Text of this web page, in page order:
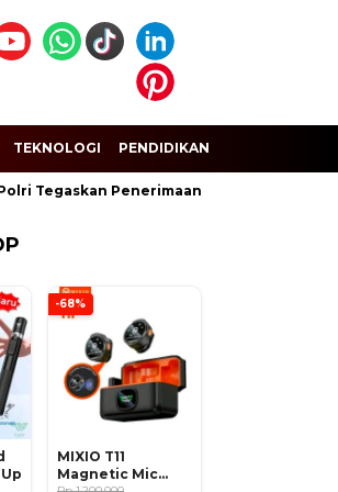
TEKNOLOGI PENDIDIKAN
Penerimaan Anggota dan Taruna
-68%
MIXIO T11
Magnetic Mic